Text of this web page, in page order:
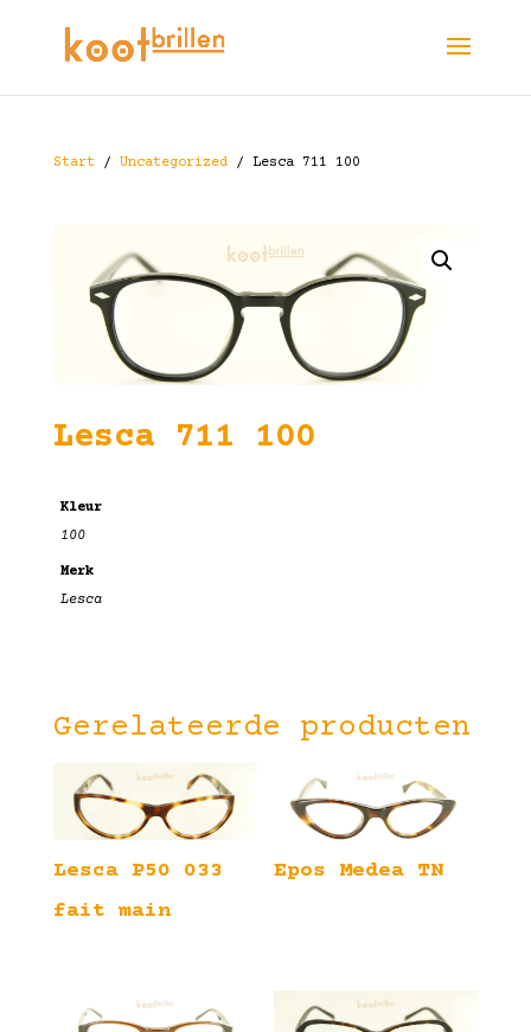
Start/ Uncategorized/ Lesca 711 100
Lesca 711 100
Kleur
100
Merk
Lesca
Gerelateerde producten
Lesca P50 033
fait main
Epos Medea TN